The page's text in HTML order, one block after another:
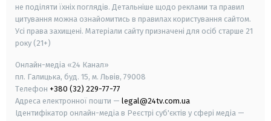
не поділяти їхніх поглядів. Детальніше щодо реклами та правил
цитування можна ознайомитись в правилах користування сайтом.
Усі права захищені. Матеріали сайту призначені для осіб старше 21
року (21+)
Онлайн-медіа «24 Канал»
пл. Галицька, буд. 15, м. Львів, 79008
Телефон +380 (32) 229-77-77
Адреса електронної пошти — legal@24tv.com.ua
Ідентифікатор онлайн-медіа в Реєстрі суб'єктів у сфері медіа —